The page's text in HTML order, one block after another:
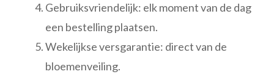
Gebruiksvriendelijk: elk moment van de dag
een bestelling plaatsen.
Wekelijkse versgarantie: direct van de
bloemenveiling.